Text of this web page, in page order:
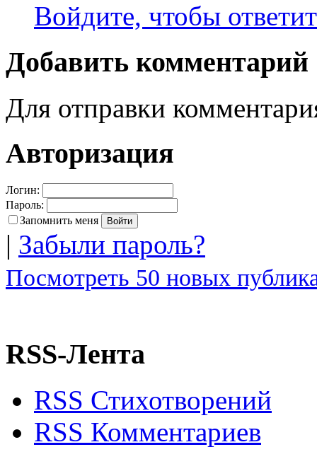
Войдите, чтобы
Добавить комментарий
Для отправки
Авторизация
Логин:
Пароль:
Запомнить меня
| Забыли пароль?
Посмотреть 50 новых
RSS-Лента
RSS Стихотворений
RSS Комментариев